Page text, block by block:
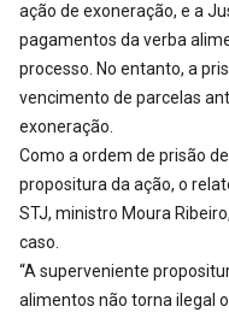
ação de exoneração, e a
pagamentos da verba
processo. No entanto, a
vencimento de parcelas
exoneração.
Como a ordem de prisão
propositura da ação, o
STJ, ministro Moura
caso.
“A superveniente
alimentos não torna ilegal